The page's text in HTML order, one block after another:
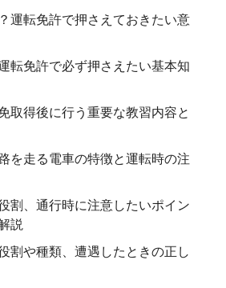
運転免許で押さえておきたい意
転免許で必ず押さえたい基本知
取得後に行う重要な教習内容と
を走る電車の特徴と運転時の注
割、通行時に注意したいポイン
説
割や種類、遭遇したときの正し